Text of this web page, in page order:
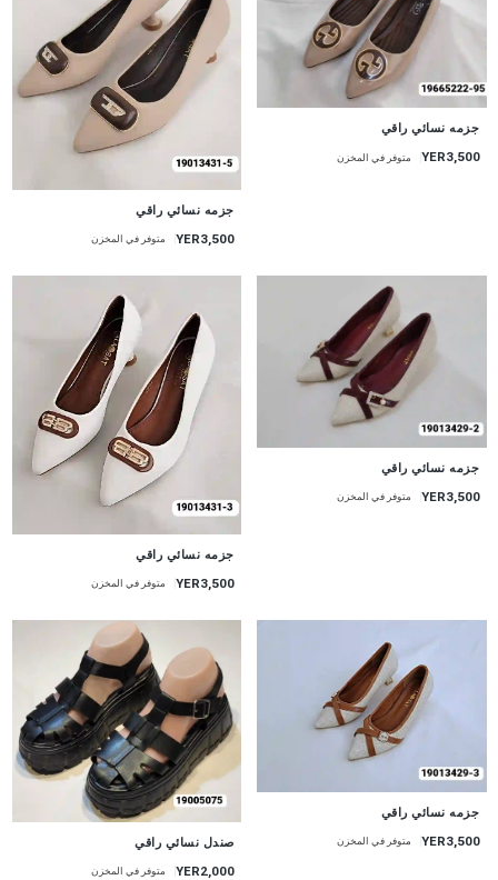
جزمه نسائي راقي
YER3,500 متوفر في المخزن
جزمه نسائي راقي
YER3,500 متوفر في المخزن
جزمه نسائي راقي
YER3,500 متوفر في المخزن
جزمه نسائي راقي
YER3,500 متوفر في المخزن
جزمه نسائي راقي
YER3,500 متوفر في المخزن صندل نسائي راقي
YER2,000 متوفر في المخزن